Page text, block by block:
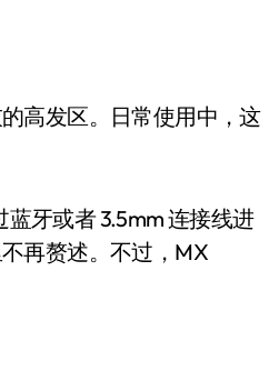
高发区。日常使用中，这
牙或者 3.5mm 连接线进
再赘述。不过，MX